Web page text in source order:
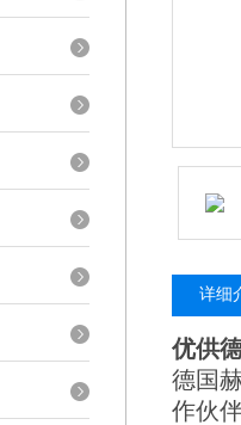
详细
优供
德国
作伙